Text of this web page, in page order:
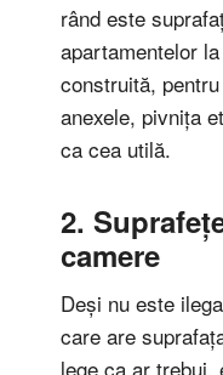
rând este
apartamentelor
construită,
anexele, pivnița
ca cea utilă.
2.
camere
Deși nu este
care are
lege ca ar